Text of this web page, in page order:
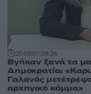
20:0907.08.26
Βγήκαν ξανά τα
Δημοκρατία:
Γαλανός
αρχηγικό κόμμα»